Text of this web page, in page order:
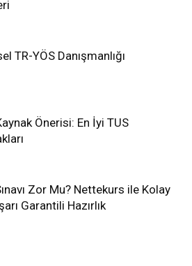
TR-YÖS Danışmanlığı
Önerisi: En İyi TUS
Zor Mu? Nettekurs ile Kolay
Garantili Hazırlık